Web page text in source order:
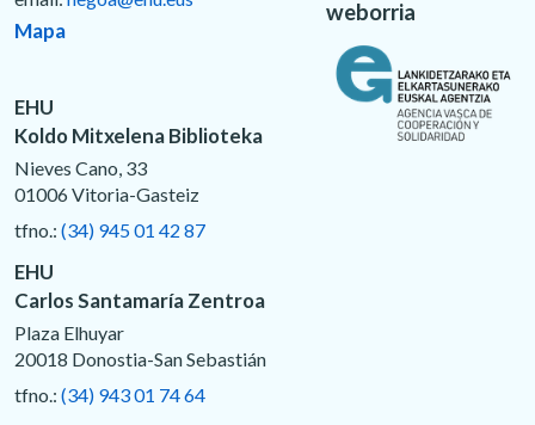
Mapa
EHU
Koldo Mitxelena Biblioteka
Nieves Cano, 33
01006 Vitoria-Gasteiz
tfno.: (34) 945 01 42 87
EHU
Carlos Santamaría Zentroa
Plaza Elhuyar
20018 Donostia-San Sebastián
tfno.: (34) 943 01 74 64
weborria